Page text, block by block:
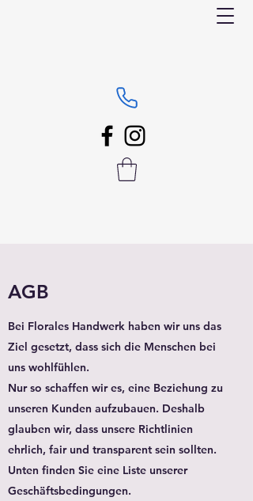
AGB
Bei Florales Handwerk haben wir uns das
Ziel gesetzt, dass sich die Menschen bei
uns wohlfühlen.
Nur so schaffen wir es, eine Beziehung zu
unseren Kunden aufzubauen. Deshalb
glauben wir, dass unsere Richtlinien
ehrlich, fair und transparent sein sollten.
Unten finden Sie eine Liste unserer
Geschäftsbedingungen.